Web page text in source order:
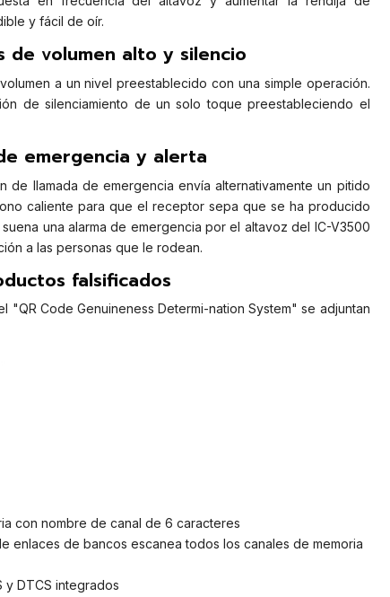
y fácil de oír.
de volumen alto y silencio
a un nivel preestablecido con una simple operación.
de silenciamiento de un solo toque preestableciendo el
emergencia y alerta
de llamada de emergencia envía alternativamente un pitido
caliente para que el receptor sepa que se ha producido
una alarma de emergencia por el altavoz del IC-V3500
a las personas que le rodean.
falsificados
"QR Code Genuineness Determi-nation System" se adjuntan
con nombre de canal de 6 caracteres
enlaces de bancos escanea todos los canales de memoria
DTCS integrados